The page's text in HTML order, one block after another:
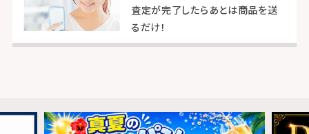
査定が完了したらあとは商品を送
るだけ！